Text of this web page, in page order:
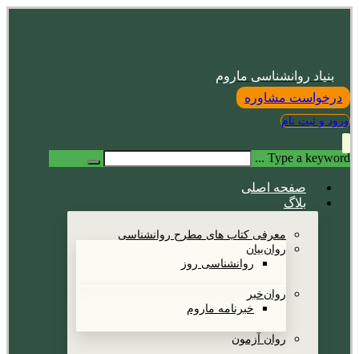
بنیاد روانشناسی ماروم
درخواست مشاوره
ورود و ثبت نام
Type a keyword ...
صفحه اصلی
بلاگ
معرفی کتاب های مطرح روانشناسی
روان‌بیان
روانشناسی روز
روان‌خبر
خبرنامه ماروم
روان آزمون